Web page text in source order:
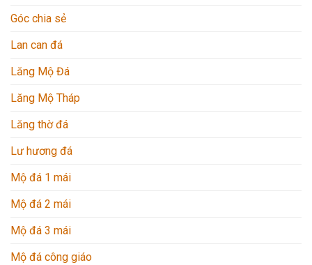
Góc chia sẻ
Lan can đá
Lăng Mộ Đá
Lăng Mộ Tháp
Lăng thờ đá
Lư hương đá
Mộ đá 1 mái
Mộ đá 2 mái
Mộ đá 3 mái
Mộ đá công giáo